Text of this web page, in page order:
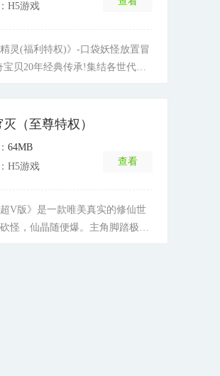
H5游戏
(福利特权)》-口袋妖怪放置冒
贝20年经典传承!集结各世代宠
精灵世界!多维度的宠物培养系
，酷炫的坐骑，野外神宠捕捉，
小精灵，重温美好回忆，给你超
（至尊特权）
64MB
H5游戏
查看
版》是一款唯美真实的修仙世
怪，仙晶随便爆。主角脚踏极品